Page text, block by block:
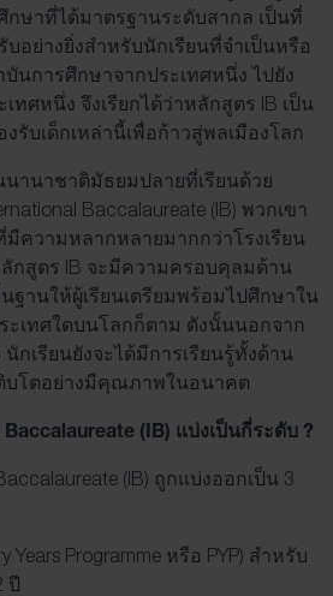
ษาที่ได้มาตรฐานระดับสากล เป็นที่
อย่างยิ่งสำหรับนักเรียนที่จำเป็นหรือ
นการศึกษาจากประเทศหนึ่ง ไปยัง
ทศหนึ่ง จึงเรียกได้ว่าหลักสูตร IB เป็น
รับเด็กเหล่านี้เพื่อก้าวสู่พลเมืองโลก
นานาชาติมัธยมปลายที่เรียนด้วย
Baccalaureate (IB) พวกเขา
มีความหลากหลายมากกว่าโรงเรียน
กสูตร IB จะมีความครอบคุลมด้าน
ฐานให้ผู้เรียนเตรียมพร้อมไปศึกษาใน
ะเทศใดบนโลกก็ตาม ดังนั้นนอกจาก
กเรียนยังจะได้มีการเรียนรู้ทั้งด้าน
บโตอย่างมีคุณภาพในอนาคต
(IB) แบ่งเป็นกี่ระดับ ?
(IB) ถูกแบ่งออกเป็น 3
Years Programme หรือ PYP) สำหรับ
ปี